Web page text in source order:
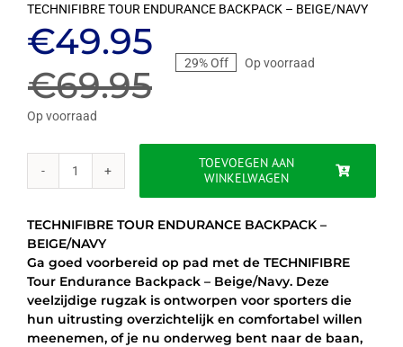
TECHNIFIBRE TOUR ENDURANCE BACKPACK – BEIGE/NAVY
€69.95
Oorspronkelijke
prijs
was:
€69.95.
€49.95
Huidige
prijs
is:
€49.95.
29% Off Op voorraad
Op voorraad
TECHNIFIBRE
BACKPACK
TOEVOEGEN AAN
WINKELWAGEN
TECHNIFIBRE TOUR ENDURANCE BACKPACK –
BEIGE/NAVY
Ga goed voorbereid op pad met de TECHNIFIBRE
Tour Endurance Backpack – Beige/Navy. Deze
veelzijdige rugzak is ontworpen voor sporters die
hun uitrusting overzichtelijk en comfortabel willen
meenemen, of je nu onderweg bent naar de baan,